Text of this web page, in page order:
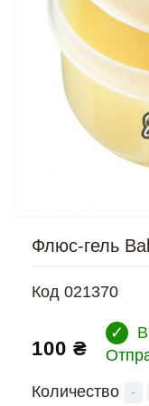
Флюс-гель
Код 021370
100 ₴
✓
Количество
-